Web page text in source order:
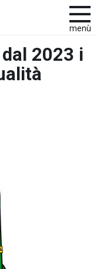
menù
2023 i